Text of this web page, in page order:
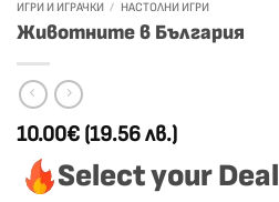
ИГРИ И ИГРАЧКИ / НАСТОЛНИ ИГРИ
Животните в България
10.00€ (19.56 лв.)
Select your Deal